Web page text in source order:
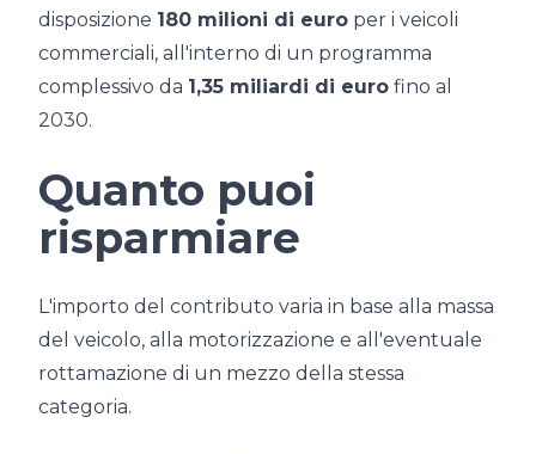
disposizione 180 milioni di euro per i veicoli
commerciali, all'interno di un programma
complessivo da 1,35 miliardi di euro fino al
2030.
Quanto puoi
risparmiare
L'importo del contributo varia in base alla massa
del veicolo, alla motorizzazione e all'eventuale
rottamazione di un mezzo della stessa
categoria.